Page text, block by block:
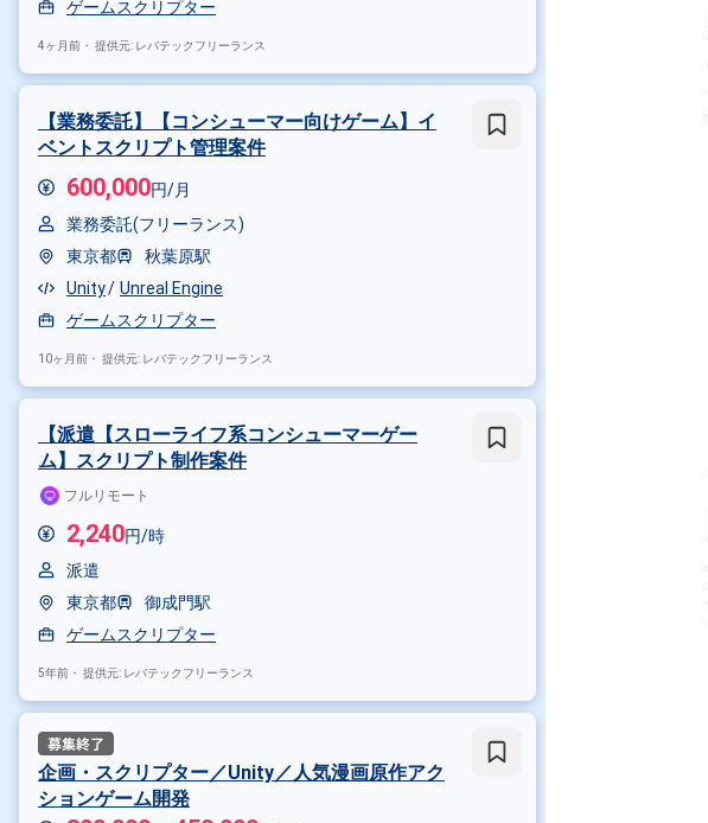
ゲームスクリプター
4ヶ月前・ 提供元: レバテックフリーランス
【業務委託】【コンシューマー向けゲーム】イ
ベントスクリプト管理案件
600,000円/月
業務委託(フリーランス)
東京都
秋葉原駅
Unity
Unreal Engine
ゲームスクリプター
10ヶ月前・ 提供元: レバテックフリーランス
【派遣【スローライフ系コンシューマーゲー
ム】スクリプト制作案件
フルリモート
2,240円/時
派遣
東京都
御成門駅
ゲームスクリプター
5年前・ 提供元: レバテックフリーランス
企画・スクリプター／Unity／人気漫画原作アク
ションゲーム開発